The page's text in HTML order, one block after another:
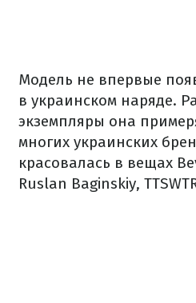
Модель не впервые
в украинском наряде.
экземпляры она
многих украинских
красовалась в вещах
Ruslan Baginskiy,